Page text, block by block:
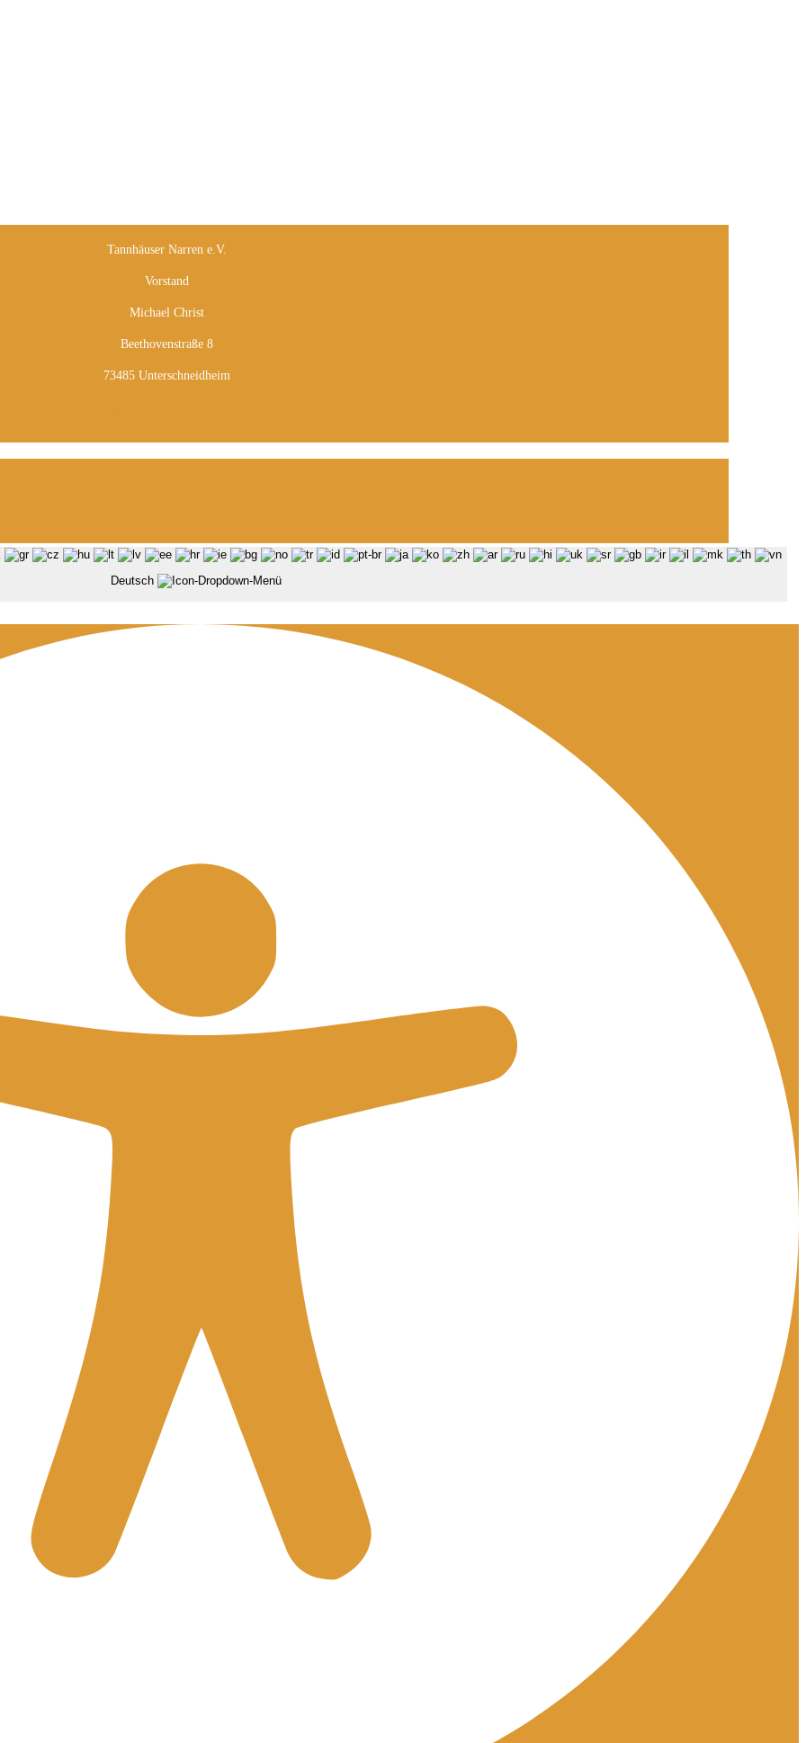
Tannhäuser Narren e.V.
Vorstand
Michael Christ
Beethovenstraße 8
73485 Unterschneidheim
Deutsch